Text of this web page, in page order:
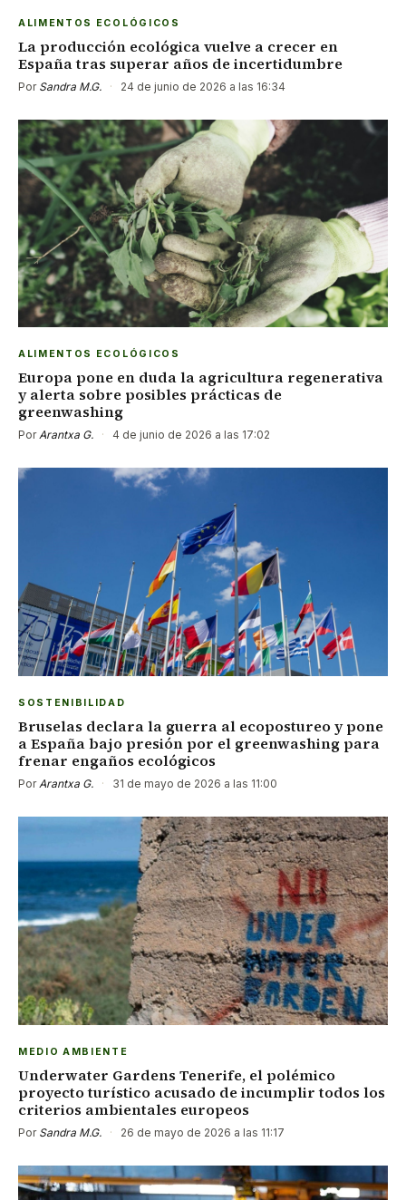
ALIMENTOS ECOLÓGICOS
La producción ecológica vuelve a crecer en
España tras superar años de incertidumbre
Por Sandra M.G. · 24 de junio de 2026 a las 16:34
ALIMENTOS ECOLÓGICOS
Europa pone en duda la agricultura regenerativa
y alerta sobre posibles prácticas de
greenwashing
PorArantxa G. · 4 de junio de 2026 a las 17:02
SOSTENIBILIDAD
Bruselas declara la guerra al ecopostureo y pone
a España bajo presión por el greenwashing para
frenar engaños ecológicos
PorArantxa G. · 31 de mayo de 2026 a las 11:00
MEDIO AMBIENTE
Underwater Gardens Tenerife, el polémico
proyecto turístico acusado de incumplir todos los
criterios ambientales europeos
Por Sandra M.G. · 26 de mayo de 2026 a las 11:17